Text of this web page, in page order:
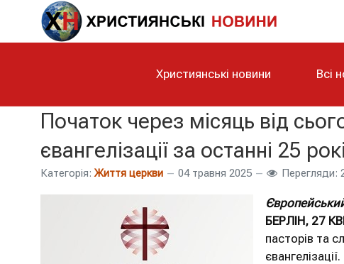
Християнські новини Всі
Початок через місяць від
євангелізації за останні 25
Категорія: Життя церкви 04 травня 2025 Перегляди:
БЕРЛІН, 27
пасторів та
євангелізації.